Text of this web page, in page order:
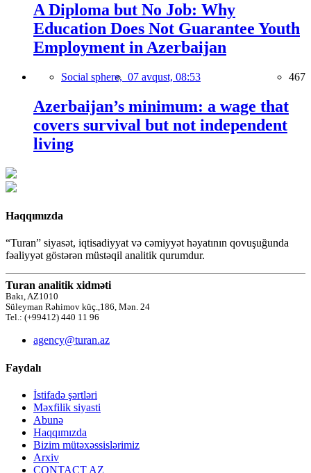
A Diploma but No Job: Why
Education Does Not Guarantee Youth
Employment in Azerbaijan
Social sphere, 07 avqust, 08:53 467
Azerbaijan’s minimum: a wage that
covers survival but not independent
living
Haqqımızda
“Turan” siyasət, iqtisadiyyat və cəmiyyət həyatının qovuşuğunda
fəaliyyət göstərən müstəqil analitik qurumdur.
Turan analitik xidməti
Bakı, AZ1010
Süleyman Rəhimov küç.,186, Mən. 24
Tel.: (+99412) 440 11 96
agency@turan.az
Faydalı
İstifadə şərtləri
Məxfilik siyasti
Abunə
Haqqımızda
Bizim mütəxəssislərimiz
Arxiv
CONTACT AZ